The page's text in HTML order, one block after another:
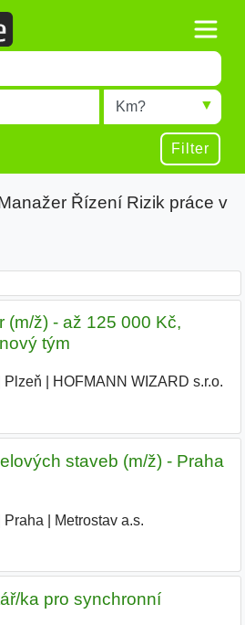
for results.
for results.
Radius
Filter
Řízení Rizik práce v
(m/ž) - až 125 000 Kč,
tým
Plzeň HOFMANN WIZARD s.r.o.
staveb (m/ž) - Praha
Praha Metrostav a.s.
ka pro synchronní